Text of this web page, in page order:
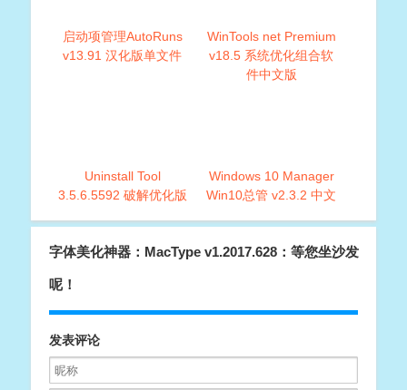
启动项管理AutoRuns
v13.91 汉化版单文件
WinTools net Premium
v18.5 系统优化组合软
件中文版
Uninstall Tool
3.5.6.5592 破解优化版
Windows 10 Manager
Win10总管 v2.3.2 中文
字体美化神器：MacType v1.2017.628：等您坐沙发
呢！
发表评论